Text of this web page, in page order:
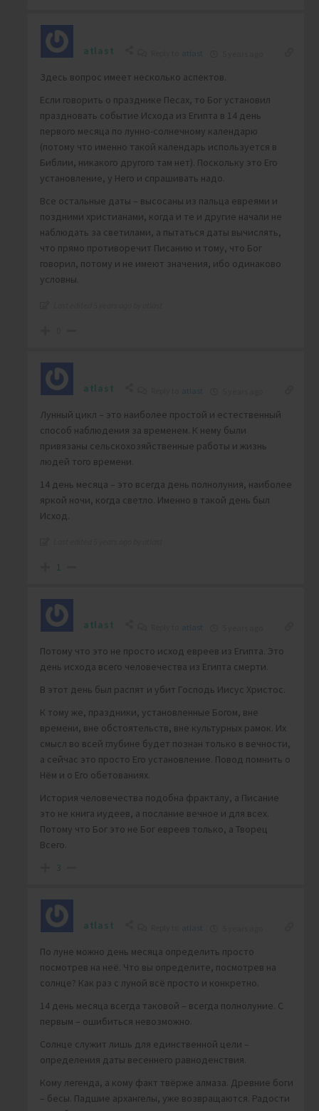
atlast atlast
Здесь вопрос имеет несколько аспектов.
Если говорить о празднике Песах, то Бог установил
праздновать событие Исхода из Египта в 14 день
первого месяца по лунно-солнечному календарю
(потому что именно такой календарь используется в
Библии, никакого другого там нет). Поскольку это Его
установление, у Него и спрашивать надо.
Все остальные даты – высосаны из пальца евреями и
поздними христианами, когда и те и другие начали не
наблюдать за светилами, а пытаться даты вычислять,
что прямо противоречит Писанию и тому, что Бог
говорил, потому и не имеют значения, ибо одинаково
условны.
atlast atlast
Лунный цикл – это наиболее простой и естественный
способ наблюдения за временем. К нему были
привязаны сельскохозяйственные работы и жизнь
людей того времени.
14 день месяца – это всегда день полнолуния, наиболее
яркой ночи, когда светло. Именно в такой день был
Исход.
1
atlast atlast
Потому что это не просто исход евреев из Египта. Это
день исхода всего человечества из Египта смерти.
В этот день был распят и убит Господь Иисус Христос.
К тому же, праздники, установленные Богом, вне
времени, вне обстоятельств, вне культурных рамок. Их
смысл во всей глубине будет познан только в вечности,
а сейчас это просто Его установление. Повод помнить о
Нём и о Его обетованиях.
История человечества подобна фракталу, а Писание
это не книга иудеев, а послание вечное и для всех.
Потому что Бог это не Бог евреев только, а Творец
Всего.
3
atlast atlast
По луне можно день месяца определить просто
посмотрев на неё. Что вы определите, посмотрев на
солнце? Как раз с луной всё просто и конкретно.
14 день месяца всегда таковой – всегда полнолуние. С
первым – ошибиться невозможно.
Солнце служит лишь для единственной цели –
определения даты весеннего равноденствия.
Кому легенда, а кому факт твёрже алмаза. Древние боги
– бесы. Падшие архангелы, уже возвращаются. Радости